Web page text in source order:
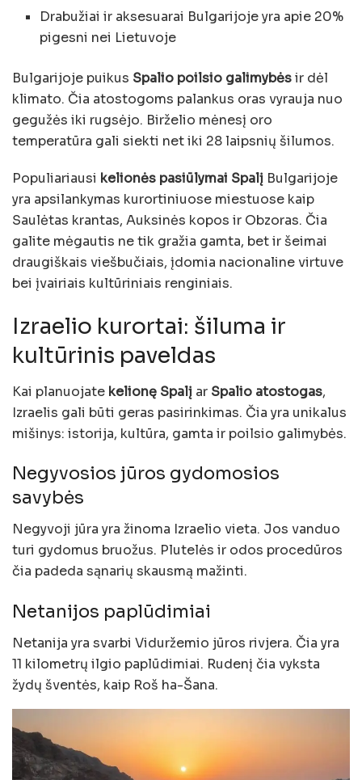
Drabužiai ir aksesuarai Bulgarijoje yra apie 20%
pigesni nei Lietuvoje
Bulgarijoje puikus Spalio poilsio galimybėsir dėl
klimato. Čia atostogoms palankus oras vyrauja nuo
gegužės iki rugsėjo. Birželio mėnesį oro
temperatūra gali siekti net iki 28 laipsnių šilumos.
Populiariausi kelionės pasiūlymai Spalį Bulgarijoje
yra apsilankymas kurortiniuose miestuose kaip
Saulėtas krantas, Auksinės kopos ir Obzoras. Čia
galite mėgautis ne tik gražia gamta, bet ir šeimai
draugiškais viešbučiais, įdomia nacionaline virtuve
bei įvairiais kultūriniais renginiais.
Izraelio kurortai: šiluma ir
kultūrinis paveldas
Kai planuojate kelionę Spalį ar Spalio atostogas,
Izraelis gali būti geras pasirinkimas. Čia yra unikalus
mišinys: istorija, kultūra, gamta ir poilsio galimybės.
Negyvosios jūros gydomosios
savybės
Negyvoji jūra yra žinoma Izraelio vieta. Jos vanduo
turi gydomus bruožus. Plutelės ir odos procedūros
čia padeda sąnarių skausmą mažinti.
Netanijos paplūdimiai
Netanija yra svarbi Viduržemio jūros rivjera. Čia yra
11 kilometrų ilgio paplūdimiai. Rudenį čia vyksta
žydų šventės, kaip Roš ha-Šana.